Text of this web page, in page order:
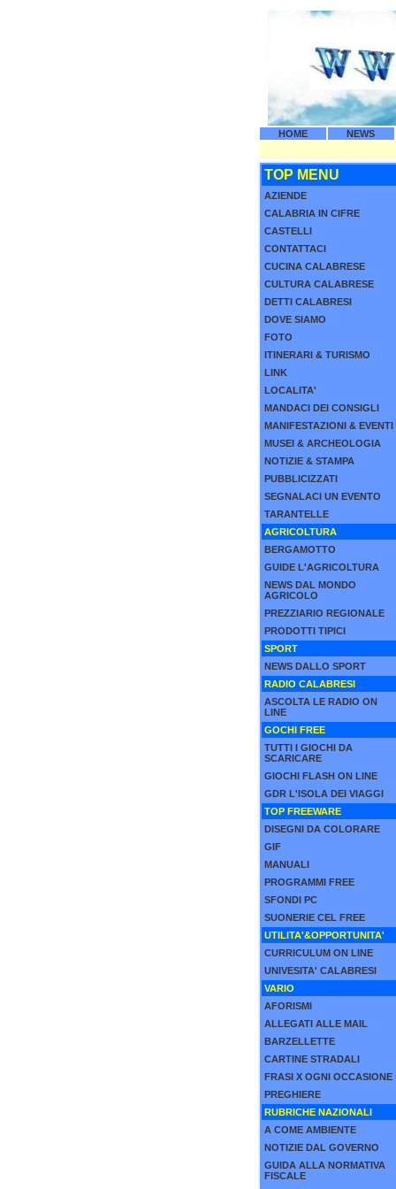
HOME NEWS
TOP MENU
AZIENDE
CALABRIA IN CIFRE
CASTELLI
CONTATTACI
CUCINA CALABRESE
CULTURA CALABRESE
DETTI CALABRESI
DOVE SIAMO
FOTO
ITINERARI & TURISMO
LINK
LOCALITA'
MANDACI DEI CONSIGLI
MANIFESTAZIONI & EVENTI
MUSEI & ARCHEOLOGIA
NOTIZIE & STAMPA
PUBBLICIZZATI
SEGNALACI UN EVENTO
TARANTELLE
AGRICOLTURA
BERGAMOTTO
GUIDE L'AGRICOLTURA
NEWS DAL MONDO
AGRICOLO
PREZZIARIO REGIONALE
PRODOTTI TIPICI
SPORT
NEWS DALLO SPORT
RADIO CALABRESI
ASCOLTA LE RADIO ON
LINE
GOCHI FREE
TUTTI I GIOCHI DA
SCARICARE
GIOCHI FLASH ON LINE
GDR L'ISOLA DEI VIAGGI
TOP FREEWARE
DISEGNI DA COLORARE
GIF
MANUALI
PROGRAMMI FREE
SFONDI PC
SUONERIE CEL FREE
UTILITA'&OPPORTUNITA'
CURRICULUM ON LINE
UNIVESITA' CALABRESI
VARIO
AFORISMI
ALLEGATI ALLE MAIL
BARZELLETTE
CARTINE STRADALI
FRASI X OGNI OCCASIONE
PREGHIERE
RUBRICHE NAZIONALI
A COME AMBIENTE
NOTIZIE DAL GOVERNO
GUIDA ALLA NORMATIVA
FISCALE